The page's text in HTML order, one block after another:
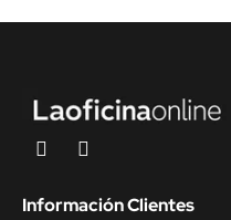
Información Clientes